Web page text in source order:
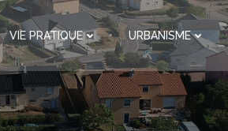
VIE PRATIQUE URBANISME